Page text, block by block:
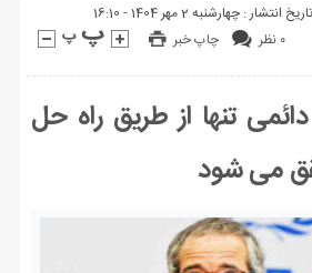
تاریخ انتشار : چهارشنبه 2 مهر 1404 - 16:10
چاپ خبر
۰ نظر
تنها از طریق راه حل
می شود